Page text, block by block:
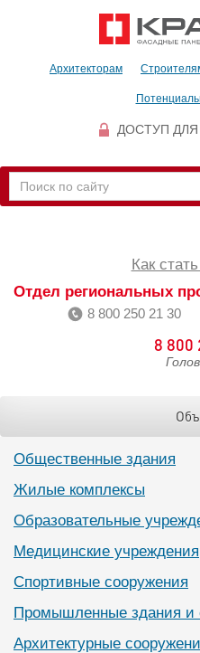
Архитекторам
ДОСТУП
Как
Отдел региональных
8 800 250 21 30
8 800
Общественные здания
Жилые комплексы
Образовательные
Медицинские учреждения
Спортивные сооружения
Промышленные здания и
Архитектурные